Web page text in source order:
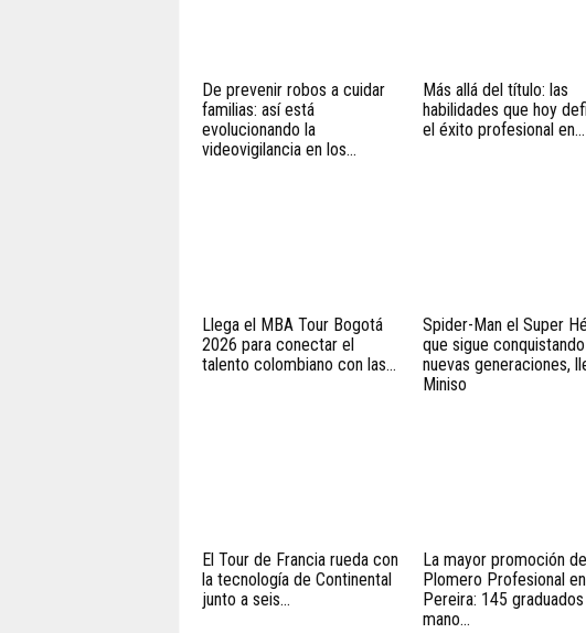
De prevenir robos a cuidar
familias: así está
evolucionando la
videovigilancia en los...
Más allá del título: las
habilidades que hoy
el éxito profesional en...
Llega el MBA Tour Bogotá
2026 para conectar el
talento colombiano con las...
Spider-Man el Super
que sigue conquistando
nuevas generaciones,
Miniso
El Tour de Francia rueda con
la tecnología de Continental
junto a seis...
La mayor promoción de
Plomero Profesional en
Pereira: 145
mano...